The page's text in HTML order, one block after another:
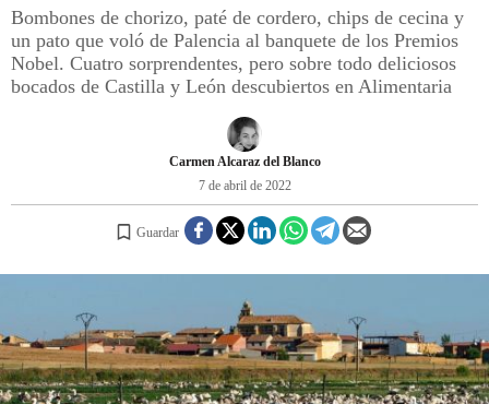
ÍDOLOS DE MESAS
CUADERNO DE VIAJE
REGISTRO
INICIAR SESIÓN
Bombones de chorizo, paté de cordero, chips de cecina y
un pato que voló de Palencia al banquete de los Premios
Nobel. Cuatro sorprendentes, pero sobre todo deliciosos
bocados de Castilla y León descubiertos en Alimentaria
Carmen Alcaraz del Blanco
7 de abril de 2022
Guardar